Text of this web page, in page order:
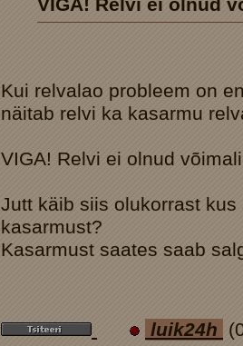
Kui relvalao probleem on
näitab relvi ka kasarmu
VIGA! Relvi ei olnud
Jutt käib siis olukorrast
kasarmust?
Kasarmust saates saab
luik24h